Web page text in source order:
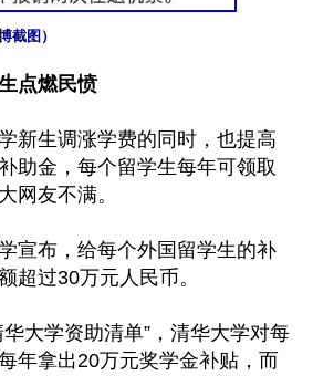
截图）
点燃民愤
新生调涨学费的同时，也提高
助金，每个留学生每年可领取
网友不满。
宣布，给每个外国留学生的补
超过30万元人民币。
大学资助清单”，清华大学对每
年拿出20万元奖学金补贴，而